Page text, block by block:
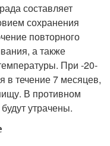
составляет
сохранения
повторного
а также
При -20-
в течение 7 месяцев,
В противном
утрачены.